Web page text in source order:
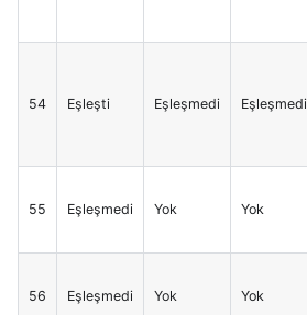
54 Eşleşti Eşleşmedi Eşleşmedi
55 Eşleşmedi Yok Yok
56 Eşleşmedi Yok Yok